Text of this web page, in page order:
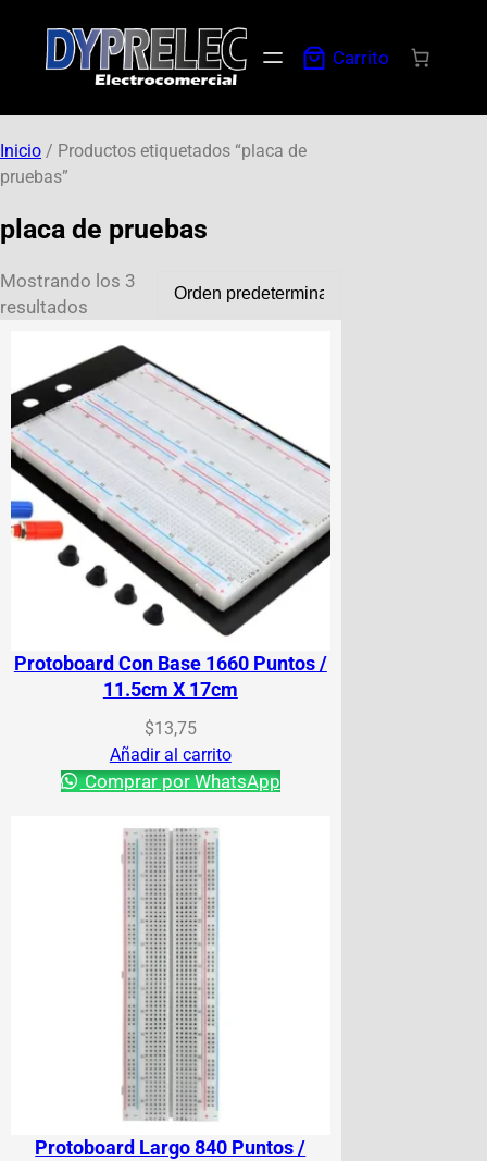
Carrito
Inicio / Productos etiquetados “placa de
pruebas”
placa de pruebas
Mostrando los 3
resultados
Protoboard Con Base 1660 Puntos /
11.5cm X 17cm
$13,75
Añadir al carrito
Comprar por WhatsApp
Protoboard Largo 840 Puntos /